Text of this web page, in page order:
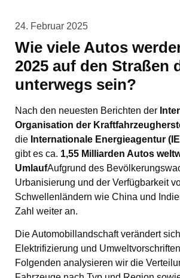
24. Februar 2025
Wie viele Autos
2025 auf den Straßen
unterwegs sein?
Nach den neuesten Berichten der
Organisation der
die Internationale Energieagentur
gibt es ca. 1,55 Milliarden Autos
UmlaufAufgrund des
Urbanisierung und der Verfügbarkeit
Schwellenländern wie China und
Zahl weiter an.
Die Automobillandschaft verändert
Elektrifizierung und
Folgenden analysieren wir die